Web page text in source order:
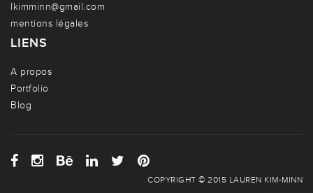
lkimminn@gmail.com
mentions légales
LIENS
A propos
Portfolio
Blog
COPYRIGHT © 2015 LAUREN KIM-MINN